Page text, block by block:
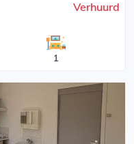
Verhuurd
1